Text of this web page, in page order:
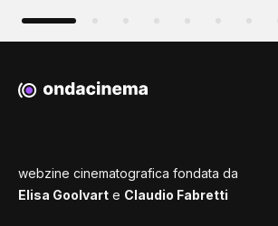
webzine cinematografica fondata da
Elisa Goolvart e Claudio Fabretti